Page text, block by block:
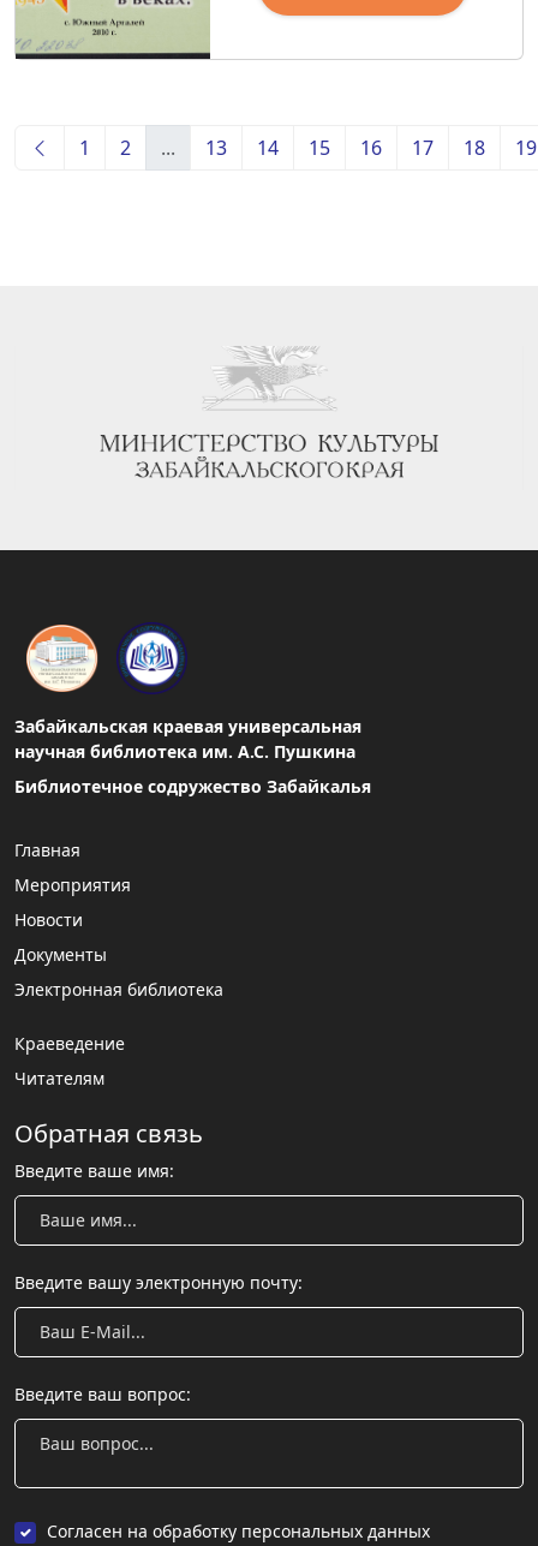
1 2 ... 13 14 15 16 17 18 19
Забайкальская краевая универсальная
научная библиотека им. А.С. Пушкина
Библиотечное содружество Забайкалья
Главная
Мероприятия
Новости
Документы
Электронная библиотека
Краеведение
Читателям
Обратная связь
Введите ваше имя:
Введите вашу электронную почту:
Введите ваш вопрос:
Согласен на обработку персональных данных